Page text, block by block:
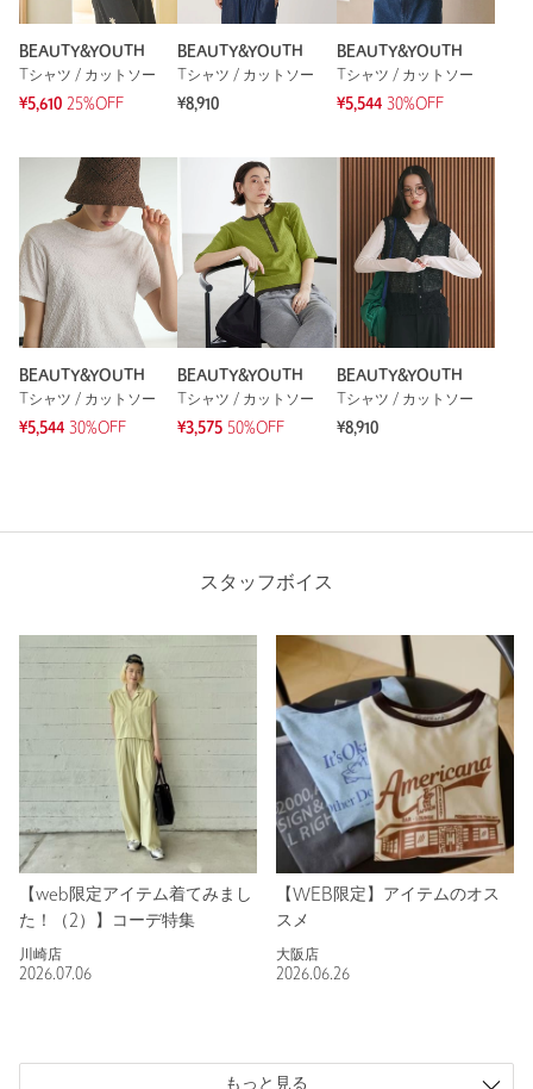
BEAUTY&YOUTH
Tシャツ / カットソー
¥5,610 25%OFF
BEAUTY&YOUTH
Tシャツ / カットソー
¥8,910
BEAUTY&YOUTH
Tシャツ / カットソー
¥5,544 30%OFF
BEAUTY&YOUTH
Tシャツ / カットソー
¥5,544 30%OFF
BEAUTY&YOUTH
Tシャツ / カットソー
¥3,575 50%OFF
BEAUTY&YOUTH
Tシャツ / カットソー
¥8,910
スタッフボイス
【web限定アイテム着てみまし
た！（2）】コーデ特集
川崎店
2026.07.06
【WEB限定】アイテムのオス
スメ
大阪店
2026.06.26
もっと見る